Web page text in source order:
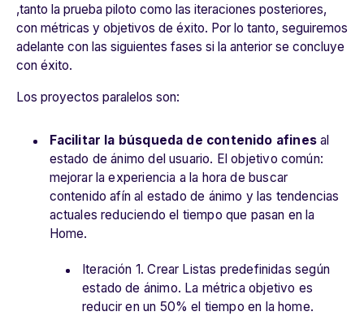
,tanto la prueba piloto como las iteraciones posteriores,
con métricas y objetivos de éxito. Por lo tanto, seguiremos
adelante con las siguientes fases si la anterior se concluye
con éxito.
Los proyectos paralelos son:
Facilitar la búsqueda de contenido afinesal
estado de ánimo del usuario. El objetivo común:
mejorar la experiencia a la hora de buscar
contenido afín al estado de ánimo y las tendencias
actuales reduciendo el tiempo que pasan en la
Home.
Iteración 1. Crear Listas predefinidas según
estado de ánimo. La métrica objetivo es
reducir en un 50% el tiempo en la home.